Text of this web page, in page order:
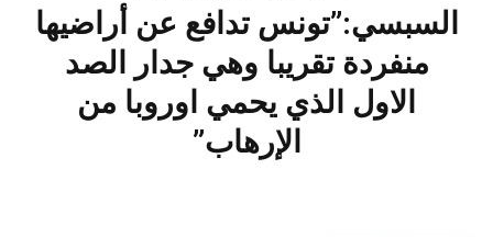
السبسي:”تونس تدافع عن أراضيها
منفردة تقريبا وهي جدار الصد
الاول الذي يحمي اوروبا من
الإرهاب”